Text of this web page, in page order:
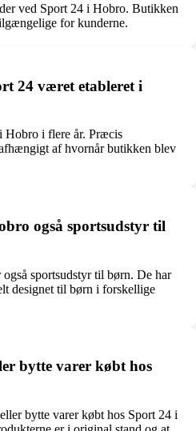
ved Sport 24 i Hobro. Butikken
for kunderne.
24 været etableret i
Hobro i flere år. Præcis
af hvornår butikken blev
også sportsudstyr til
sportsudstyr til børn. De har
designet til børn i forskellige
bytte varer købt hos
bytte varer købt hos Sport 24 i